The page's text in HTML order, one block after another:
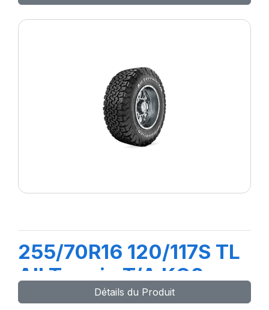
255/70R16 120/117S TL
All Terrain T/A KO2
RWL
Détails du Produit